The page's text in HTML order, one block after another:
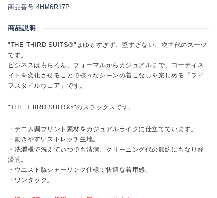
商品番号 4HM6R17P
商品説明
"THE THIRD SUITS®"はゆるすぎず、堅すぎない、次世代のスーツ
です。
ビジネスはもちろん、フォーマルからカジュアルまで、コーディネ
イトを変化させることで様々なシーンの着こなしを楽しめる「ライ
フスタイルウェア」です。
"THE THIRD SUITS®"のスラックスです。
・デニム調プリント素材をカジュアルライクに仕立てています。
・動きやすいストレッチ生地。
・洗濯機で洗えていつでも清潔。クリーニング代の節約にもなり経
済的。
・ウエスト脇シャーリング仕様で快適な着用感。
・ワンタック。